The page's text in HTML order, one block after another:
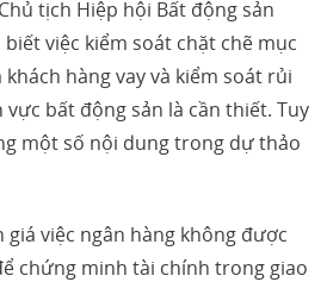
tịch Hiệp hội Bất động sản
biết việc kiểm soát chặt chẽ mục
hàng vay và kiểm soát rủi
bất động sản là cần thiết. Tuy
một số nội dung trong dự thảo
giá việc ngân hàng không được
chứng minh tài chính trong giao